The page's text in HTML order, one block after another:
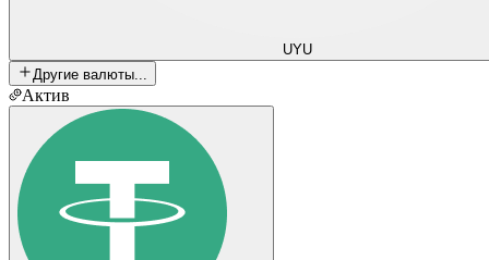
UYU
Другие валюты...
Актив